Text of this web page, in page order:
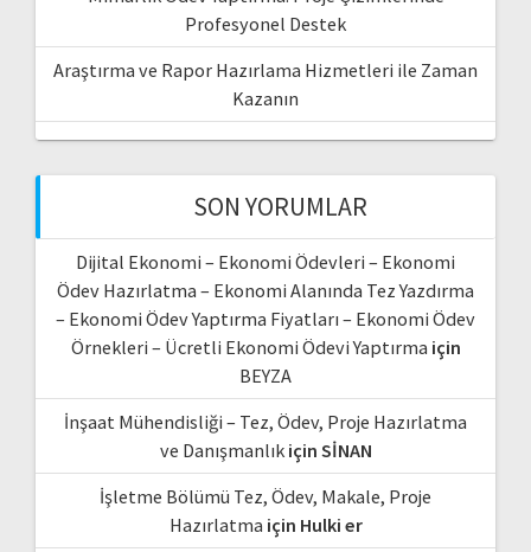
Profesyonel Destek
Araştırma ve Rapor Hazırlama Hizmetleri ile Zaman
Kazanın
SON YORUMLAR
Dijital Ekonomi – Ekonomi Ödevleri – Ekonomi
Ödev Hazırlatma – Ekonomi Alanında Tez Yazdırma
– Ekonomi Ödev Yaptırma Fiyatları – Ekonomi Ödev
Örnekleri – Ücretli Ekonomi Ödevi Yaptırma için
BEYZA
İnşaat Mühendisliği – Tez, Ödev, Proje Hazırlatma
ve Danışmanlıkiçin SİNAN
İşletme Bölümü Tez, Ödev, Makale, Proje
Hazırlatma için Hulki er